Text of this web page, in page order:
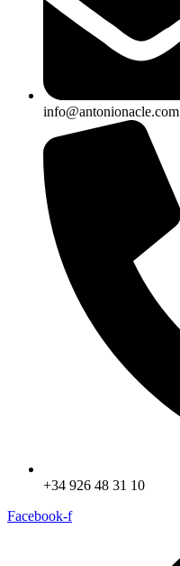
info@antonionacle.com
+34 926 48 31 10
Facebook-f